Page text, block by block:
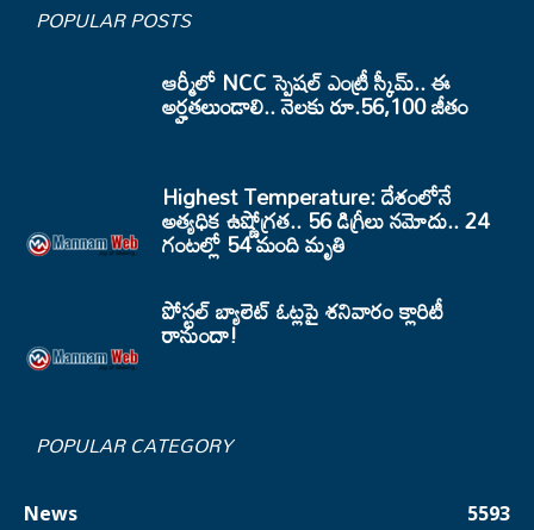
POPULAR POSTS
ఆర్మీలో NCC స్పెషల్ ఎంట్రీ స్కీమ్.. ఈ
అర్హతలుండాలి.. నెలకు రూ.56,100 జీతం
Highest Temperature: దేశంలోనే
అత్యధిక ఉష్ణోగ్రత.. 56 డిగ్రీలు నమోదు.. 24
గంటల్లో 54 మంది మృతి
పోస్టల్ బ్యాలెట్ ఓట్లపై శనివారం క్లారిటీ
రానుందా!
POPULAR CATEGORY
News
5593